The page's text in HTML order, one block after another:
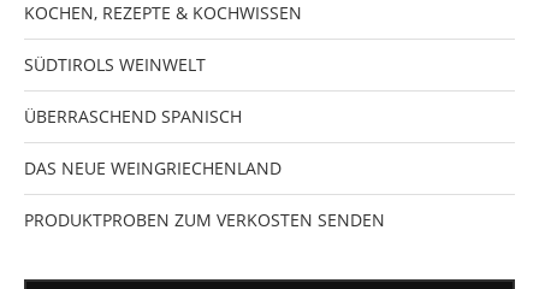
KOCHEN, REZEPTE & KOCHWISSEN
SÜDTIROLS WEINWELT
ÜBERRASCHEND SPANISCH
DAS NEUE WEINGRIECHENLAND
PRODUKTPROBEN ZUM VERKOSTEN SENDEN